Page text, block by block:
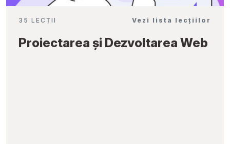
35 LECȚII Vezi lista lecțiilor
Proiectarea și Dezvoltarea Web